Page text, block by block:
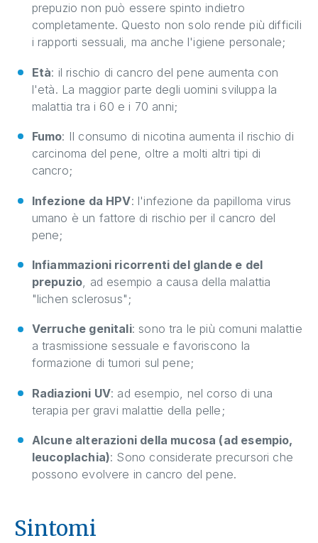
prepuzio non può essere spinto indietro
completamente. Questo non solo rende più difficili
i rapporti sessuali, ma anche l'igiene personale;
Età: il rischio di cancro del pene aumenta con
l'età. La maggior parte degli uomini sviluppa la
malattia tra i 60 e i 70 anni;
Fumo: Il consumo di nicotina aumenta il rischio di
carcinoma del pene, oltre a molti altri tipi di
cancro;
Infezione da HPV: l'infezione da papilloma virus
umano è un fattore di rischio per il cancro del
pene;
Infiammazioni ricorrenti del glande e del
prepuzio , ad esempio a causa della malattia
"lichen sclerosus";
Verruche genitali: sono tra le più comuni malattie
a trasmissione sessuale e favoriscono la
formazione di tumori sul pene;
Radiazioni UV: ad esempio, nel corso di una
terapia per gravi malattie della pelle;
Alcune alterazioni della mucosa (ad esempio,
leucoplachia): Sono considerate precursori che
possono evolvere in cancro del pene.
Sintomi